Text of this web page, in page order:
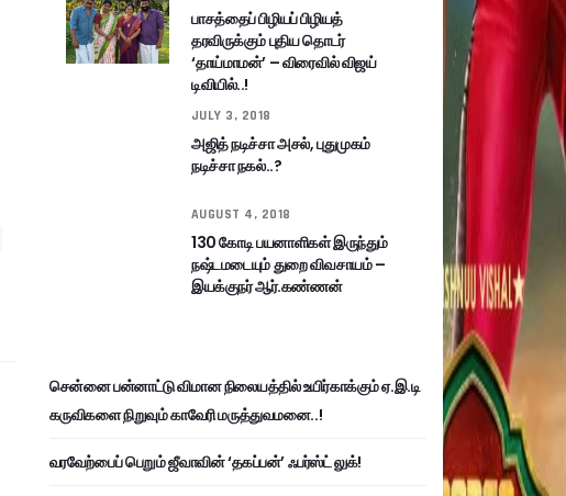
பாசத்தைப் பிழியப் பிழியத்
தரவிருக்கும் புதிய தொடர்
‘தாய்மாமன்’ – விரைவில் விஜய்
டிவியில்..!
JULY 3, 2018
அஜித் நடிச்சா அசல், புதுமுகம்
நடிச்சா நகல்..?
AUGUST 4, 2018
130 கோடி பயனாளிகள் இருந்தும்
நஷ்டமடையும் துறை விவசாயம் –
இயக்குநர் ஆர்.கண்ணன்
சென்னை பன்னாட்டு விமான நிலையத்தில் உயிர்காக்கும் ஏ.இ.டி
கருவிகளை நிறுவும் காவேரி மருத்துவமனை..!
வரவேற்பைப் பெறும் ஜீவாவின் ‘தகப்பன்’ ஃபர்ஸ்ட் லுக்!